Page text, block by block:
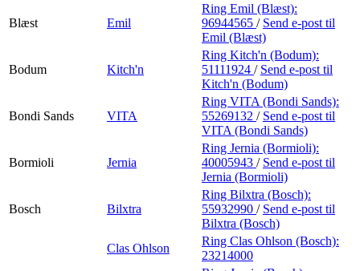
Blæst Emil
Ring Emil (Blæst):
96944565 / Send e-post til
Emil (Blæst)
Bodum Kitch'n
Ring Kitch'n (Bodum):
51111924 / Send e-post til
Kitch'n (Bodum)
Bondi Sands VITA
Ring VITA (Bondi Sands):
55269132 / Send e-post til
VITA (Bondi Sands)
Bormioli Jernia
Ring Jernia (Bormioli):
40005943 / Send e-post til
Jernia (Bormioli)
Bosch Bilxtra
Ring Bilxtra (Bosch):
55932990 / Send e-post til
Bilxtra (Bosch)
Clas Ohlson
Ring Clas Ohlson (Bosch):
23214000